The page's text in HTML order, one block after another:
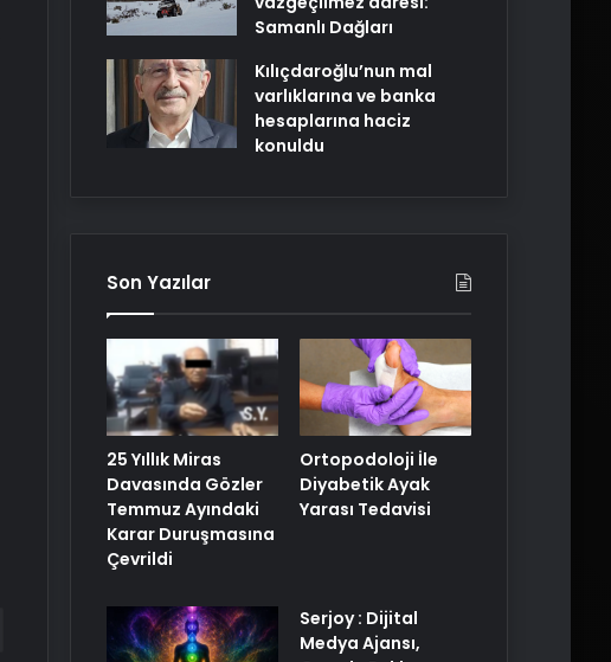
Samanlı Dağları
Kılıçdaroğlu’nun mal
varlıklarına ve banka
hesaplarına haciz
konuldu
Son Yazılar
25 Yıllık Miras
Davasında Gözler
Temmuz Ayındaki
Karar Duruşmasına
Çevrildi
Ortopodoloji İle
Diyabetik Ayak
Yarası Tedavisi
Serjoy : Dijital
Medya Ajansı,